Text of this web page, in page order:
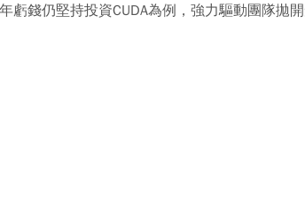
虧錢仍堅持投資CUDA為例，強力驅動團隊拋